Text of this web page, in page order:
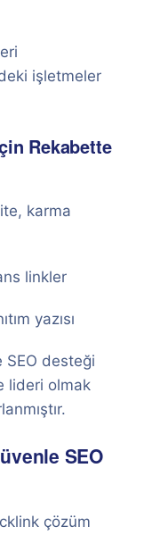
işletmeler
Rekabette
karma
linkler
yazısı
SEO desteği
lideri olmak
SEO
çözüm